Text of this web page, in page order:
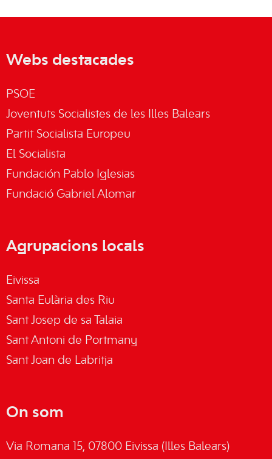
Webs destacades
PSOE
Joventuts Socialistes de les Illes Balears
Partit Socialista Europeu
El Socialista
Fundación Pablo Iglesias
Fundació Gabriel Alomar
Agrupacions locals
Eivissa
Santa Eulària des Riu
Sant Josep de sa Talaia
Sant Antoni de Portmany
Sant Joan de Labritja
On som
Via Romana 15, 07800 Eivissa (Illes Balears)